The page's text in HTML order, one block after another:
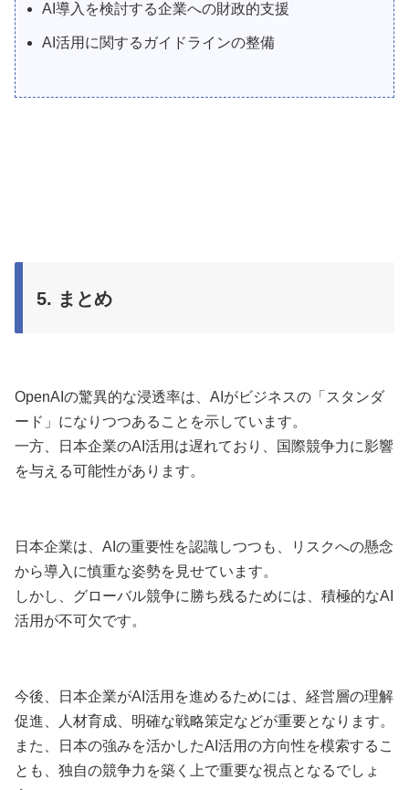
AI導入を検討する企業への財政的支援
AI活用に関するガイドラインの整備
5. まとめ
OpenAIの驚異的な浸透率は、AIがビジネスの「スタンダ
ード」になりつつあることを示しています。
一方、日本企業のAI活用は遅れており、国際競争力に影響
を与える可能性があります。
日本企業は、AIの重要性を認識しつつも、リスクへの懸念
から導入に慎重な姿勢を見せています。
しかし、グローバル競争に勝ち残るためには、積極的なAI
活用が不可欠です。
今後、日本企業がAI活用を進めるためには、経営層の理解
促進、人材育成、明確な戦略策定などが重要となります。
また、日本の強みを活かしたAI活用の方向性を模索するこ
とも、独自の競争力を築く上で重要な視点となるでしょ